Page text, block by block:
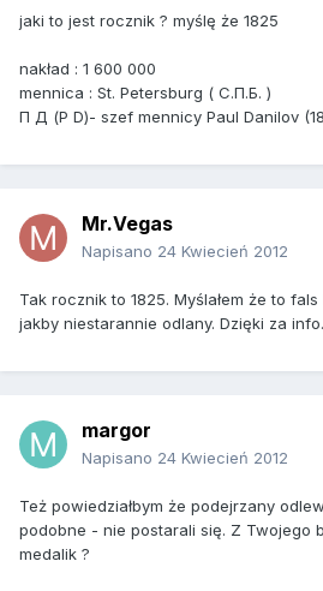
jaki to jest rocznik ? myślę że 1825
nakład : 1 600 000
mennica : St. Petersburg ( C.П.Б. )
П Д (P D)- szef mennicy Paul Danilov
Mr.Vegas
Napisano 24 Kwiecień 2012
Tak rocznik to 1825. Myślałem że to
jakby niestarannie odlany. Dzięki za
margor
Napisano 24 Kwiecień 2012
Też powiedziałbym że podejrzany
podobne - nie postarali się. Z Twojego
medalik ?